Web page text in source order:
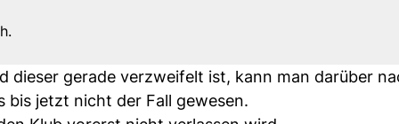
dieser gerade verzweifelt ist, kann man darüber
bis jetzt nicht der Fall gewesen.